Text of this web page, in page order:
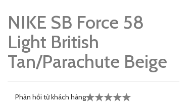
NIKE SB Force 58
Light British
Tan/Parachute Beige
Phản hồi từ khách hàng